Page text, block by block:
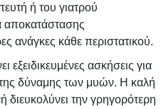
ή του γιατρού
αποκατάστασης
ανάγκες κάθε περιστατικού.
εξειδικευμένες ασκήσεις για
δύναμης των μυών. Η καλή
την γρηγορότερη